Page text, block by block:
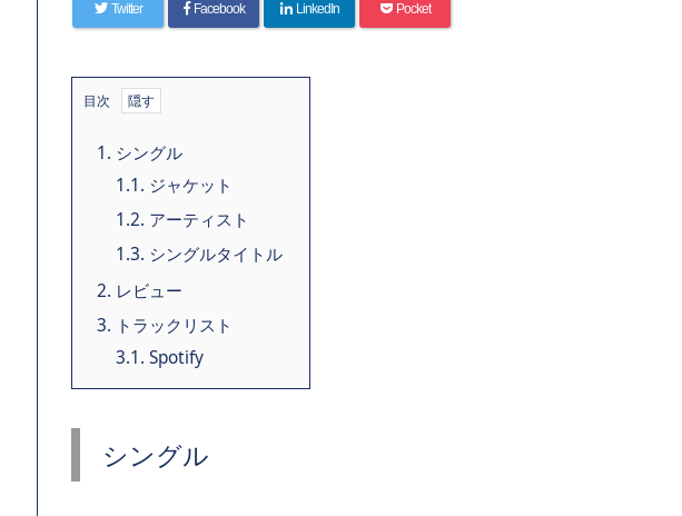
Twitter Facebook LinkedIn Pocket
目次
1. シングル
1.1. ジャケット
1.2. アーティスト
1.3. シングルタイトル
2. レビュー
3. トラックリスト
3.1. Spotify
シングル